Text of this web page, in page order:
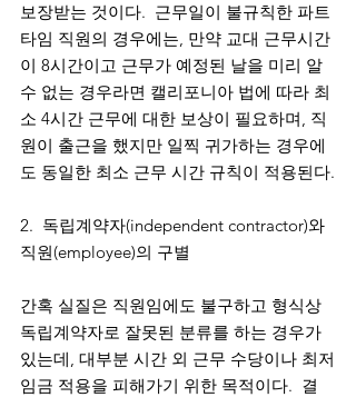
보장받는 것이다.  근무일이 불규칙한 파트
타임 직원의 경우에는, 만약 교대 근무시간
이 8시간이고 근무가 예정된 날을 미리 알
수 없는 경우라면 캘리포니아 법에 따라 최
소 4시간 근무에 대한 보상이 필요하며, 직
원이 출근을 했지만 일찍 귀가하는 경우에
도 동일한 최소 근무 시간 규칙이 적용된다.
2.  독립계약자(independent contractor)와
직원(employee)의 구별
간혹 실질은 직원임에도 불구하고 형식상
독립계약자로 잘못된 분류를 하는 경우가
있는데, 대부분 시간 외 근무 수당이나 최저
임금 적용을 피해가기 위한 목적이다.  결